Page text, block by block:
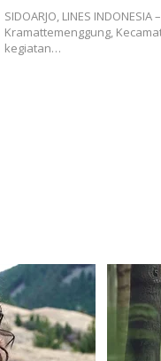
SIDOARJO, LINES
Kramattemenggung,
kegiatan…